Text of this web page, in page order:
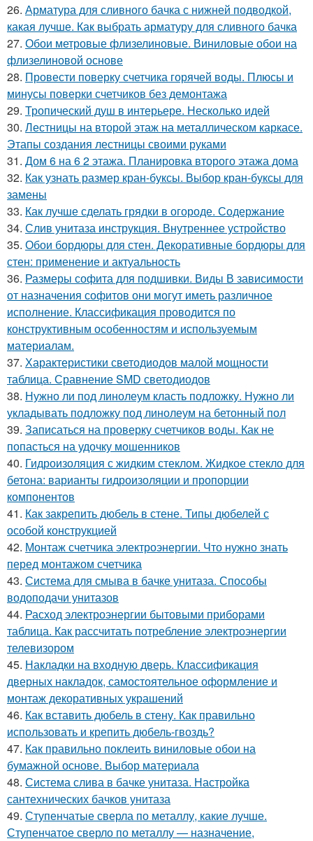
26. Арматура для сливного бачка с нижней подводкой,
какая лучше. Как выбрать арматуру для сливного бачка
27. Обои метровые флизелиновые. Виниловые обои на
флизелиновой основе
28. Провести поверку счетчика горячей воды. Плюсы и
минусы поверки счетчиков без демонтажа
29. Тропический душ в интерьере. Несколько идей
30. Лестницы на второй этаж на металлическом каркасе.
Этапы создания лестницы своими руками
31. Дом 6 на 6 2 этажа. Планировка второго этажа дома
32. Как узнать размер кран-буксы. Выбор кран-буксы для
замены
33. Как лучше сделать грядки в огороде. Содержание
34. Слив унитаза инструкция. Внутреннее устройство
35. Обои бордюры для стен. Декоративные бордюры для
стен: применение и актуальность
36. Размеры софита для подшивки. Виды В зависимости
от назначения софитов они могут иметь различное
исполнение. Классификация проводится по
конструктивным особенностям и используемым
материалам.
37. Характеристики светодиодов малой мощности
таблица. Сравнение SMD светодиодов
38. Нужно ли под линолеум класть подложку. Нужно ли
укладывать подложку под линолеум на бетонный пол
39. Записаться на проверку счетчиков воды. Как не
попасться на удочку мошенников
40. Гидроизоляция с жидким стеклом. Жидкое стекло для
бетона: варианты гидроизоляции и пропорции
компонентов
41. Как закрепить дюбель в стене. Типы дюбелей с
особой конструкцией
42. Монтаж счетчика электроэнергии. Что нужно знать
перед монтажом счетчика
43. Система для смыва в бачке унитаза. Способы
водоподачи унитазов
44. Расход электроэнергии бытовыми приборами
таблица. Как рассчитать потребление электроэнергии
телевизором
45. Накладки на входную дверь. Классификация
дверных накладок, самостоятельное оформление и
монтаж декоративных украшений
46. Как вставить дюбель в стену. Как правильно
использовать и крепить дюбель-гвоздь?
47. Как правильно поклеить виниловые обои на
бумажной основе. Выбор материала
48. Система слива в бачке унитаза. Настройка
сантехнических бачков унитаза
49. Ступенчатые сверла по металлу, какие лучше.
Ступенчатое сверло по металлу — назначение,